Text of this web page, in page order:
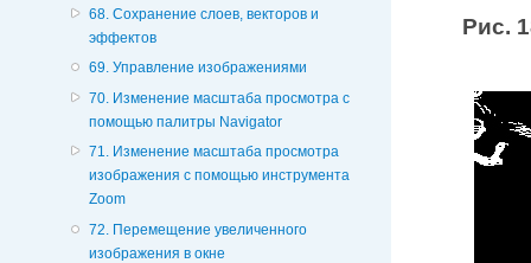
68. Сохранение слоев, векторов и
эффектов
69. Управление изображениями
70. Изменение масштаба просмотра с
помощью палитры Navigator
71. Изменение масштаба просмотра
изображения с помощью инструмента
Zoom
72. Перемещение увеличенного
изображения в окне
Рис.